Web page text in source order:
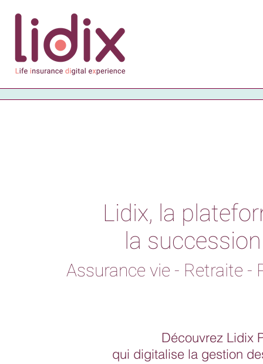
Lidix, la
la succession
Assurance vie - Retraite -
Découvrez Lidix
qui digitalise la gestion